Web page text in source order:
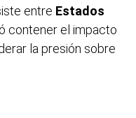
entre Estados
contener el impacto
la presión sobre